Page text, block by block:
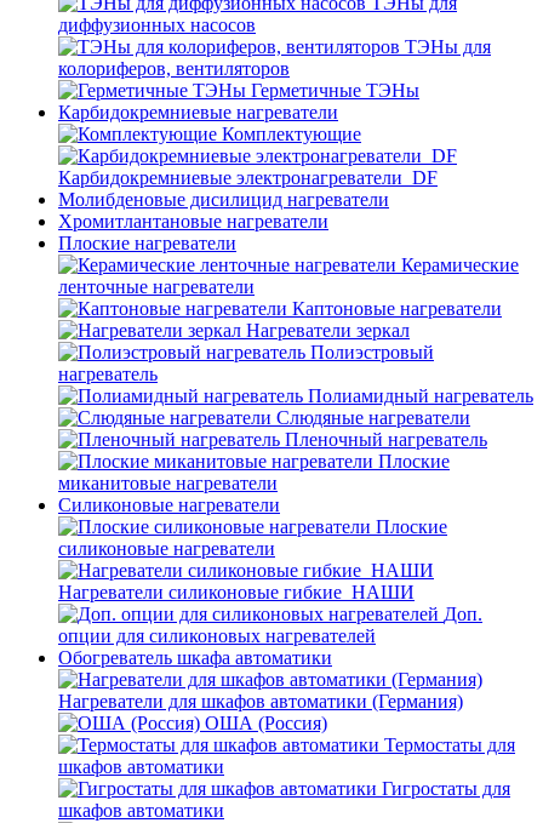
диффузионных насосов
ТЭНы для
колориферов, вентиляторов
Герметичные ТЭНы
Карбидокремниевые нагреватели
Комплектующие
Карбидокремниевые электронагреватели_DF
Молибденовые дисилицид нагреватели
Хромитлантановые нагреватели
Плоские нагреватели
Керамические
ленточные нагреватели
Каптоновые нагреватели
Нагреватели зеркал
Полиэстровый
нагреватель
Полиамидный нагреватель
Слюдяные нагреватели
Пленочный нагреватель
Плоские
миканитовые нагреватели
Силиконовые нагреватели
Плоские
силиконовые нагреватели
Нагреватели силиконовые гибкие_НАШИ
Доп.
опции для силиконовых нагревателей
Обогреватель шкафа автоматики
Нагреватели для шкафов автоматики (Германия)
ОША (Россия)
Термостаты для
шкафов автоматики
Гигростаты для
шкафов автоматики